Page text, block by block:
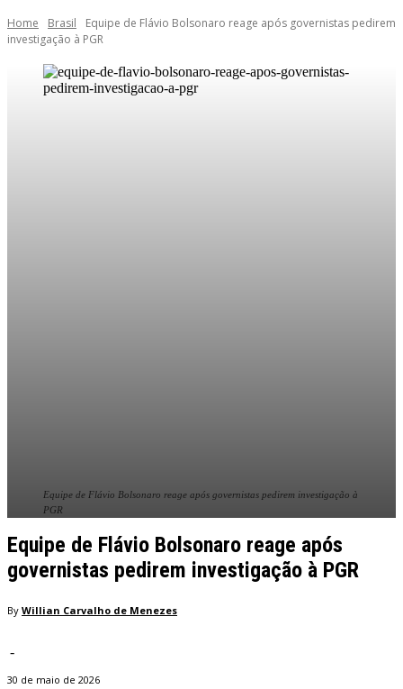
Home Brasil
Equipe de Flávio Bolsonaro reage após governistas pedirem
investigação à PGR
Equipe de Flávio Bolsonaro reage após governistas pedirem investigação à
PGR
Equipe de Flávio Bolsonaro reage após
governistas pedirem investigação à PGR
By Willian Carvalho de Menezes
-
30 de maio de 2026